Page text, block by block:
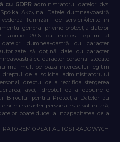
cu GDPR administratorul datelor dvs.
Akcyjna. Datele dumneavoastră
furnizării de servicii/oferte în
general privind protecția datelor
aprilie 2016 ca interes legitim al
dumneavoastră cu caracter
să obțină date cu caracter
cu caracter personal stocate
mai mult pe baza interesului legitim
de a solicita administratorului
dreptul de a rectifica ștergerea
aveți dreptul de a depune o
Biroului pentru Protecția Datelor cu
cu caracter personal este voluntară,
poate duce la incapacitatea de a
OPŁAT AUTOSTRADOWYCH